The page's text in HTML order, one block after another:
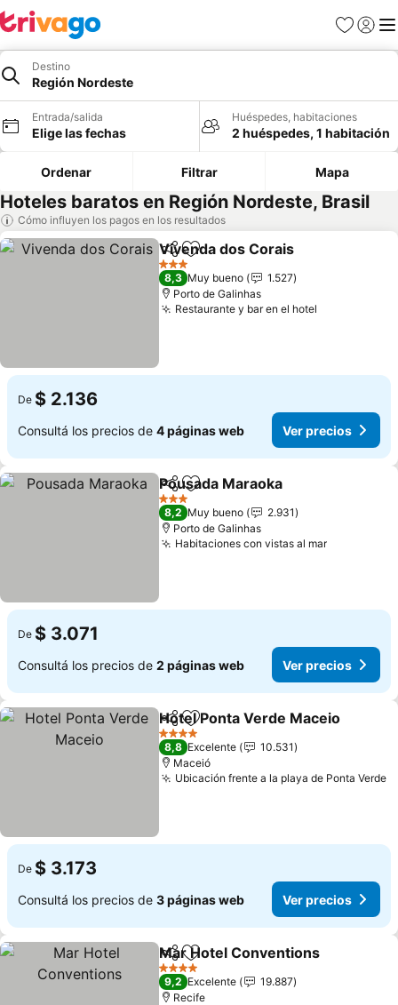
Favoritos
Iniciar
Destino
Región Nordeste
Entrada/salida
Elige las fechas
Huéspedes, habitaciones
2 huéspedes, 1 habitación
Ordenar Filtrar Mapa
Hoteles baratos en Región Nordeste, Brasil
Cómo influyen los pagos en los resultados
CompartirAñadir a favoritos
Vivenda dos Corais
3 Estrellas
8,3 Muy bueno
1.527
Porto de Galinhas
Restaurante y bar en el hotel
De $ 2.136
Consultá los precios de 4 páginas web Ver precios
CompartirAñadir a favoritos
Pousada Maraoka
3 Estrellas
8,2 Muy bueno
2.931
Porto de Galinhas
Habitaciones con vistas al mar
De $ 3.071
Consultá los precios de 2 páginas web Ver precios
CompartirAñadir a favoritos
Hotel Ponta Verde Maceio
4 Estrellas
8,8 Excelente
10.531
Maceió
Ubicación frente a la playa de Ponta Verde
De $ 3.173
Consultá los precios de 3 páginas web Ver precios
CompartirAñadir a favoritos
Mar Hotel Conventions
4 Estrellas
9,2 Excelente
19.887
Recife